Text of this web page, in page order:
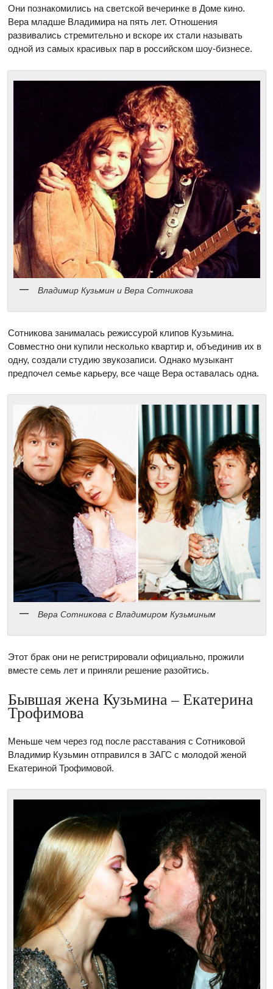
Они познакомились на светской вечеринке в Доме кино.
Вера младше Владимира на пять лет. Отношения
развивались стремительно и вскоре их стали называть
одной из самых красивых пар в российском шоу-бизнесе.
Владимир Кузьмин и Вера Сотникова
Сотникова занималась режиссурой клипов Кузьмина.
Совместно они купили несколько квартир и, объединив их в
одну, создали cтудию звукозаписи. Однако музыкант
предпочел семье карьеру, все чаще Вера оставалась одна.
Вера Сотникова с Владимиром Кузьминым
Этот брак они не регистрировали официально, прожили
вместе семь лет и приняли решение разойтись.
Бывшая жена Кузьмина – Екатерина
Трофимова
Меньше чем через год после расставания с Сотниковой
Владимир Кузьмин отправился в ЗАГС с молодой женой
Екатериной Трофимовой.